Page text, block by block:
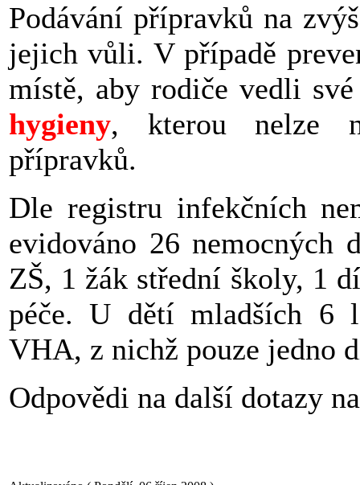
Podávání přípravků na
jejich vůli. V případě
místě, aby rodiče vedli
hygieny, kterou nelze
přípravků.
Dle registru infekčních
evidováno 26
ZŠ, 1 žák střední školy, 1
péče. U dětí mladších 6
VHA, z nichž pouze jedno
Odpovědi na další dotazy